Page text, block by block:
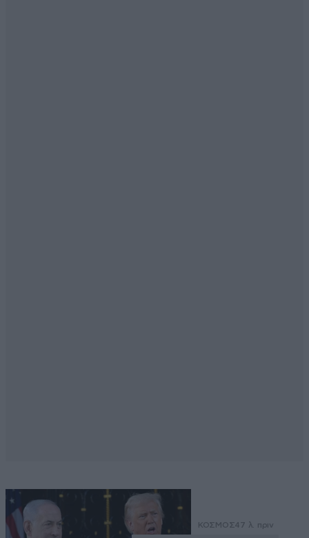
ΚΟΣΜΟΣ47 λ. πριν